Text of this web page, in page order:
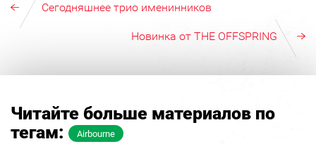
Сегодняшнее трио именинников
Новинка от THE OFFSPRING
Читайте больше материалов по
тегам:
Airbourne